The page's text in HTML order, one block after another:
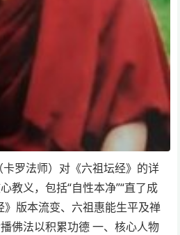
罗法师）对《六祖坛经》的详
教义，包括“自性本净”“直了成
》版本流变、六祖惠能生平及禅
佛法以积累功德 一、核心人物